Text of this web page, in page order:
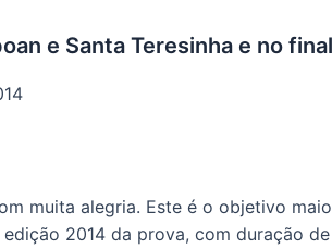
e Santa Teresinha e no
muita alegria. Este é o objetivo
2014 da prova, com duração